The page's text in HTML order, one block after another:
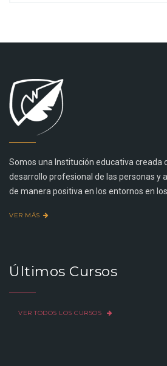
Somos una Institución educativa creada
desarrollo profesional de las personas y
de manera positiva en los entornos en
VER MÁS
Últimos Cursos
VER TODOS LOS CURSOS